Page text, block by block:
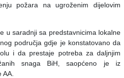
požara na ugroženim dijelovim
u saradnji sa predstavnicima lokalne
područja gdje je konstatovano da
i da prestaje potreba za daljnjim
snaga BiH, saopćeno je iz